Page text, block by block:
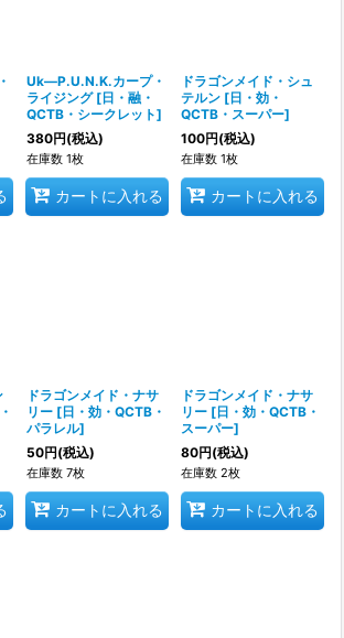
Uk―P.U.N.K.カープ・
ライジング [日・融・
QCTB・シークレット]
380円(税込)
在庫数 1枚
カートに入れる
ドラゴンメイド・シュ
テルン [日・効・
QCTB・スーパー]
100円(税込)
在庫数 1枚
カートに入れる
ドラゴンメイド・ナサ
リー [日・効・QCTB・
パラレル]
50円(税込)
在庫数 7枚
カートに入れる
ドラゴンメイド・ナサ
リー [日・効・QCTB・
スーパー]
80円(税込)
在庫数 2枚
カートに入れる